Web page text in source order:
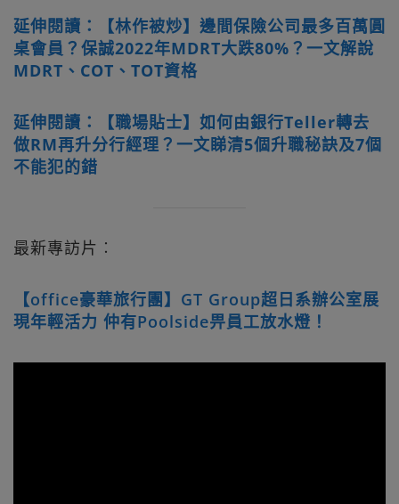
延伸閱讀：【林作被炒】邊間保險公司最多百萬圓
桌會員？保誠2022年MDRT大跌80%？一文解說
MDRT、COT、TOT資格
延伸閱讀：【職場貼士】如何由銀行Teller轉去
做RM再升分行經理？一文睇清5個升職秘訣及7個
不能犯的錯
最新專訪片︰
【office豪華旅行團】GT Group超日系辦公室展
現年輕活力 仲有Poolside畀員工放水燈！